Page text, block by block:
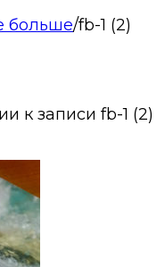
больше/fb-1 (2)
к записи fb-1 (2)